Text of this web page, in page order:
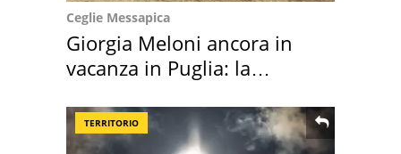
Ceglie Messapica
Giorgia Meloni ancora in
vacanza in Puglia: la
TERRITORIO